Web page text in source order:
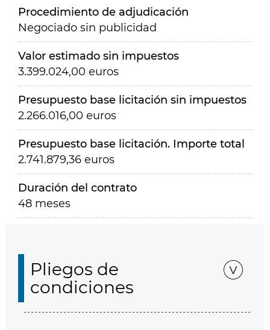
Procedimiento de adjudicación
Negociado sin publicidad
Valor estimado sin impuestos
3.399.024,00 euros
Presupuesto base licitación sin impuestos
2.266.016,00 euros
Presupuesto base licitación. Importe total
2.741.879,36 euros
Duración del contrato
48 meses
Pliegos de
condiciones